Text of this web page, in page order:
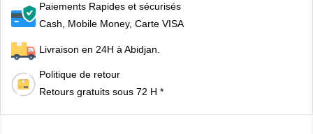
Paiements Rapides et sécurisés
Cash, Mobile Money, Carte VISA
Livraison en 24H à Abidjan.
Politique de retour
Retours gratuits sous 72 H *